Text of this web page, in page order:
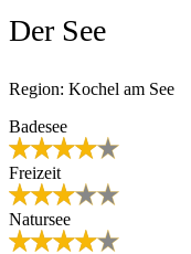
Der See
Region: Kochel am See
Badesee
Freizeit
Natursee